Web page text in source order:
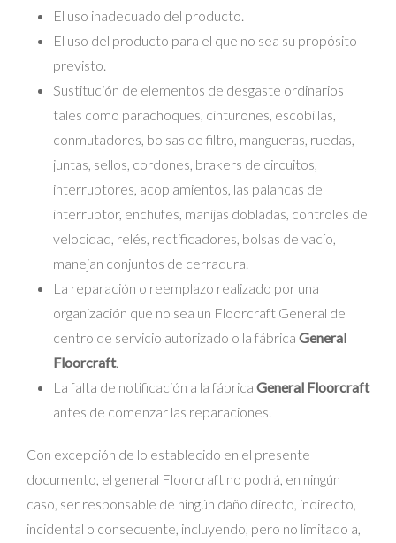
El uso inadecuado del producto.
El uso del producto para el que no sea su propósito
previsto.
Sustitución de elementos de desgaste ordinarios
tales como parachoques, cinturones, escobillas,
conmutadores, bolsas de filtro, mangueras, ruedas,
juntas, sellos, cordones, brakers de circuitos,
interruptores, acoplamientos, las palancas de
interruptor, enchufes, manijas dobladas, controles de
velocidad, relés, rectificadores, bolsas de vacío,
manejan conjuntos de cerradura.
La reparación o reemplazo realizado por una
organización que no sea un Floorcraft General de
centro de servicio autorizado o la fábrica General
Floorcraft.
La falta de notificación a la fábrica General Floorcraft
antes de comenzar las reparaciones.
Con excepción de lo establecido en el presente
documento, el general Floorcraft no podrá, en ningún
caso, ser responsable de ningún daño directo, indirecto,
incidental o consecuente, incluyendo, pero no limitado a,